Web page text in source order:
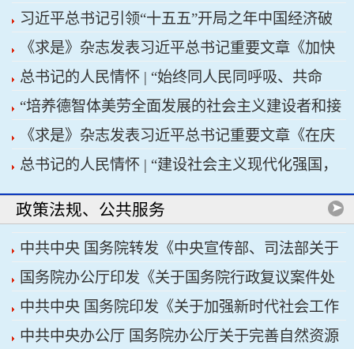
济高质量发展行稳致远
习近平总书记引领“十五五”开局之年中国经济破
浪前行
《求是》杂志发表习近平总书记重要文章《加快
建设健康中国》
总书记的人民情怀 | “始终同人民同呼吸、共命
运、心连心”
“培养德智体美劳全面发展的社会主义建设者和接
班人”——习近平总书记的重要论述指引基础教育
改革发展开创新局面
《求是》杂志发表习近平总书记重要文章《在庆
祝中国共产党成立105周年大会上的讲话》
总书记的人民情怀 | “建设社会主义现代化强国，
关键在科技自立自强”
政策法规、公共服务
中共中央 国务院转发《中央宣传部、司法部关于
开展法治宣传教育的第九个五年规划（2026——
2030年）》
国务院办公厅印发《关于国务院行政复议案件处
理程序的若干规定》
中共中央 国务院印发《关于加强新时代社会工作
的意见》
中共中央办公厅 国务院办公厅关于完善自然资源